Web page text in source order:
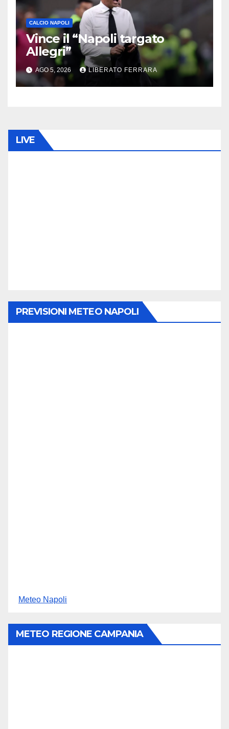
CALCIO NAPOLI
Vince il “Napoli targato
Allegri”
AGO 5, 2026 LIBERATO FERRARA
LIVE
PREVISIONI METEO NAPOLI
Meteo Napoli
METEO REGIONE CAMPANIA